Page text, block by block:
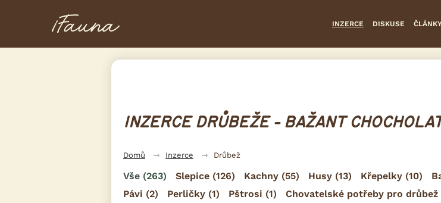
INZERCE DISKUSE
INZERCE DRŮBEŽE - BAŽANT
Domů Inzerce Drůbež
Vše (263) Slepice (126) Kachny (55) Husy (13) Křepelky (10)
Pávi (2) Perličky (1) Pštrosi (1) Chovatelské potřeby pro drůbež